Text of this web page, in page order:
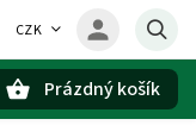
CZK
Prázdný košík